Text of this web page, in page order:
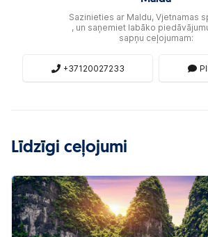
Sazinieties ar Maldu, Vjetnamas
, un saņemiet labāko
sapņu ceļojumam:
+37120027233
Līdzīgi ceļojumi